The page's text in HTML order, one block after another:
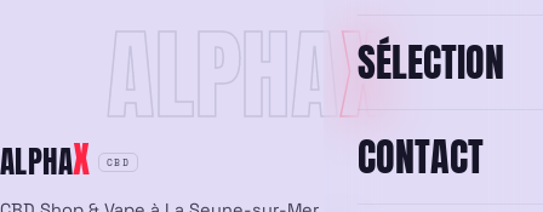
SÉLECTION
CONTACT
ALPHAX
ALPHAX CBD